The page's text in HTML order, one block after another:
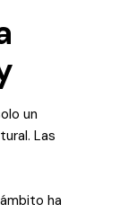
un
Las
ha